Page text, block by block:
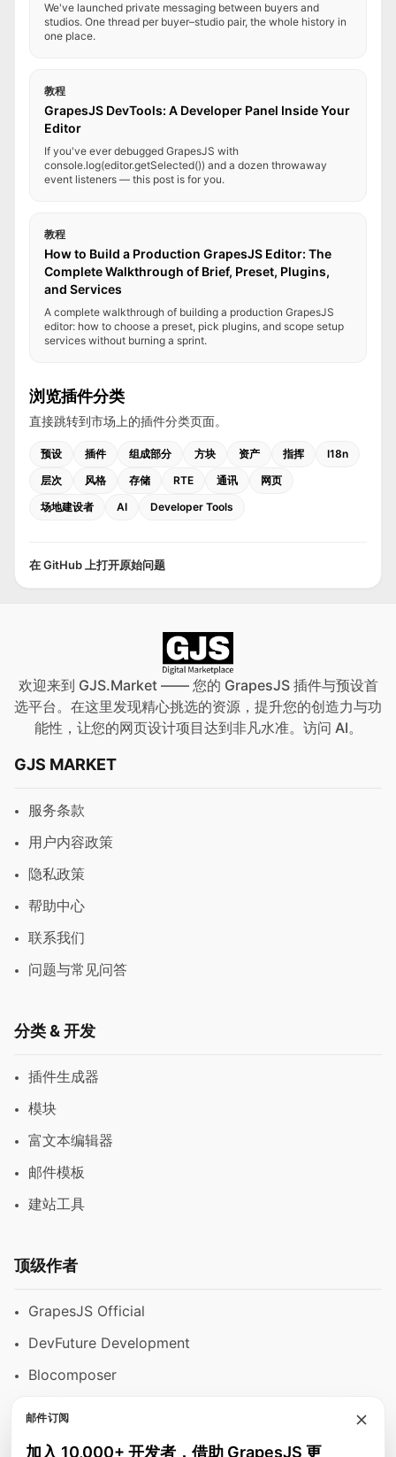
We've launched private messaging between buyers and
studios. One thread per buyer–studio pair, the whole history in
one place.
教程
GrapesJS DevTools: A Developer Panel Inside Your
Editor
If you've ever debugged GrapesJS with
console.log(editor.getSelected()) and a dozen throwaway
event listeners — this post is for you.
教程
How to Build a Production GrapesJS Editor: The
Complete Walkthrough of Brief, Preset, Plugins,
and Services
A complete walkthrough of building a production GrapesJS
editor: how to choose a preset, pick plugins, and scope setup
services without burning a sprint.
浏览插件分类
直接跳转到市场上的插件分类页面。
预设 插件 组成部分 方块 资产 指挥
I18n
层次
风格 存储 RTE 通讯
网页
场地建设者
AI Developer Tools
在 GitHub 上打开原始问题
欢迎来到 GJS.Market —— 您的 GrapesJS 插件与预设首
选平台。在这里发现精心挑选的资源，提升您的创造力与功
能性，让您的网页设计项目达到非凡水准。访问 AI。
GJS MARKET
服务条款
用户内容政策
隐私政策
帮助中心
联系我们
问题与常见问答
分类 & 开发
插件生成器
模块
富文本编辑器
邮件模板
建站工具
顶级作者
GrapesJS Official
DevFuture Development
Blocomposer
邮件订阅
加入 10,000+ 开发者，借助 GrapesJS 更